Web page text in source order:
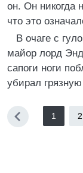
он. Он никогда
что это
В очаге с
майор лорд
сапоги ноги
убирал грязную
1 2